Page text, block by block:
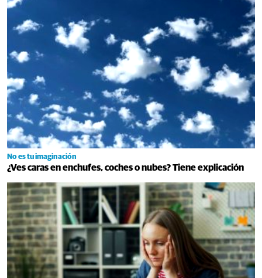
No es tu imaginación
¿Ves caras en enchufes, coches o nubes? Tiene explicación